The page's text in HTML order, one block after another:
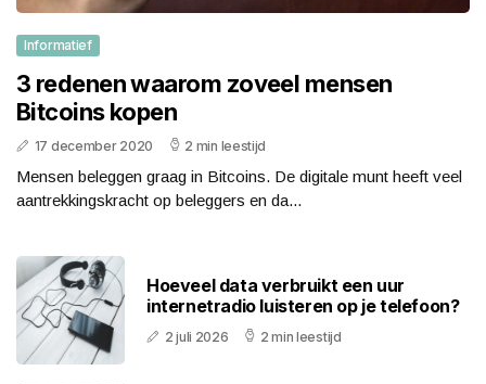
Informatief
3 redenen waarom zoveel mensen
Bitcoins kopen
17 december 2020 2 min leestijd
Mensen beleggen graag in Bitcoins. De digitale munt heeft veel
aantrekkingskracht op beleggers en da...
Hoeveel data verbruikt een uur
internetradio luisteren op je telefoon?
2 juli 2026 2 min leestijd